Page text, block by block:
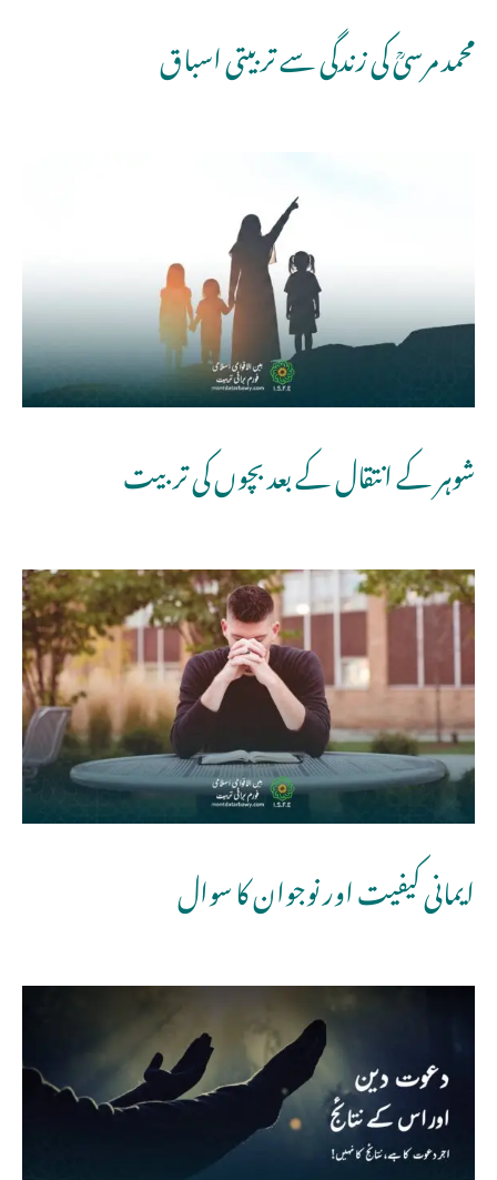
محمد مرسیؒ کی زندگی سے تربیتی اسباق
شوہر کے انتقال کے بعد بچوں کی تربیت
ایمانی کیفیت اور نوجوان کا سوال